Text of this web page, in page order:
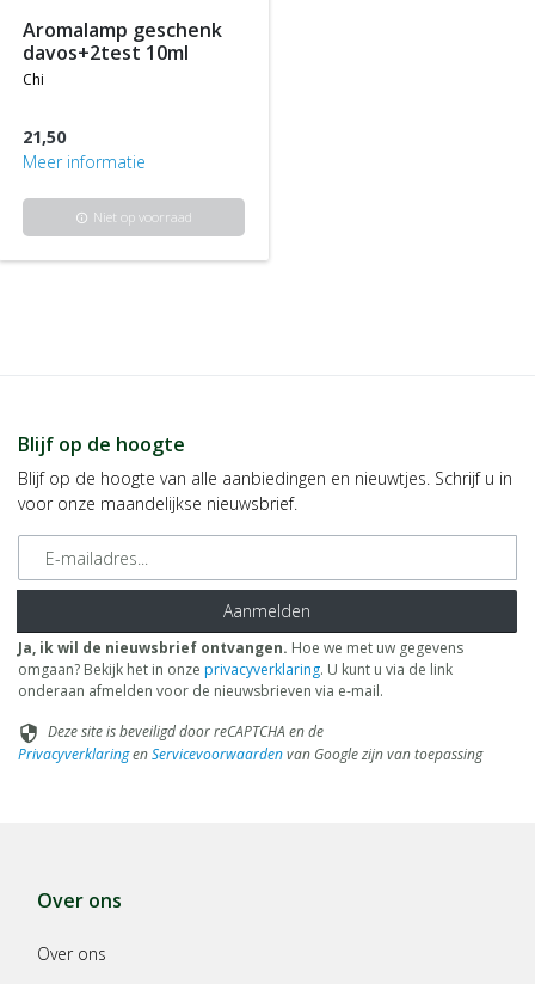
aromalamp geschenk
davos+2test 10ml
chi
21,50
Meer informatie
info Niet op voorraad
Blijf op de hoogte
Blijf op de hoogte van alle aanbiedingen en nieuwtjes. Schrijf u in
voor onze maandelijkse nieuwsbrief.
E-mailadres
Aanmelden
Ja, ik wil de nieuwsbrief ontvangen. Hoe we met uw gegevens
omgaan? Bekijk het in onze privacyverklaring. U kunt u via de link
onderaan afmelden voor de nieuwsbrieven via e-mail.
security Deze site is beveiligd door reCAPTCHA en de
PrivacyverklaringenServicevoorwaardenvan Google zijn van toepassing
Over ons
Over ons